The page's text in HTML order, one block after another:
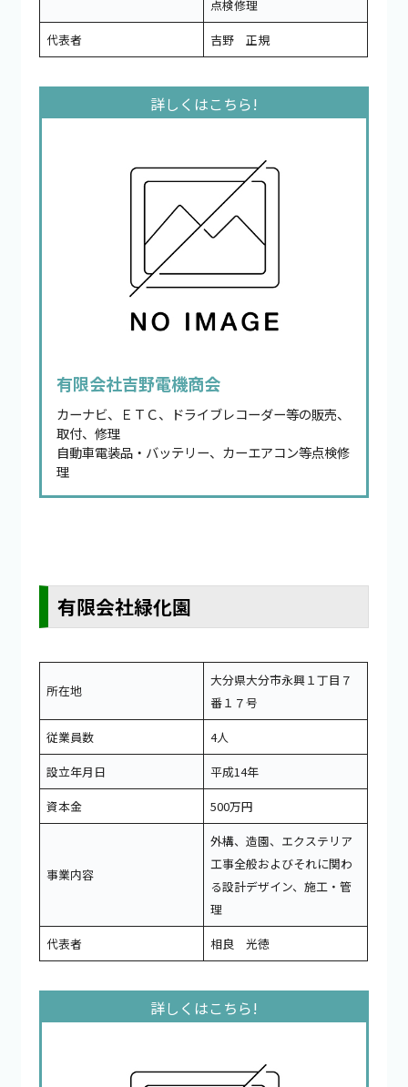
点検修理
代表者
吉野 正規
有限会社吉野電機商会
カーナビ、ＥＴＣ、ドライブレコーダー等の販売、
取付、修理
自動車電装品・バッテリー、カーエアコン等点検修
理
有限会社緑化園
所在地
大分県大分市永興１丁目７
番１７号
従業員数
4人
設立年月日
平成14年
資本金
500万円
事業内容
外構、造園、エクステリア
工事全般およびそれに関わ
る設計デザイン、施工・管
理
代表者
相良 光徳